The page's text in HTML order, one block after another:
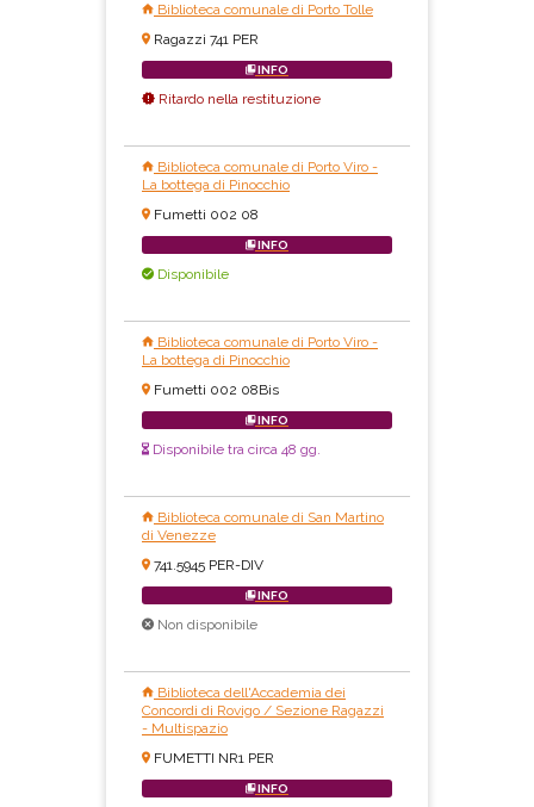
Biblioteca comunale di Porto Tolle
Ragazzi 741 PER
INFO
Ritardo nella restituzione
Biblioteca comunale di Porto Viro -
La bottega di Pinocchio
Fumetti 002 08
INFO
Disponibile
Biblioteca comunale di Porto Viro -
La bottega di Pinocchio
Fumetti 002 08Bis
INFO
Disponibile tra circa 48 gg.
Biblioteca comunale di San Martino
di Venezze
741.5945 PER-DIV
INFO
Non disponibile
Biblioteca dell'Accademia dei
Concordi di Rovigo / Sezione Ragazzi
- Multispazio
FUMETTI NR1 PER
INFO